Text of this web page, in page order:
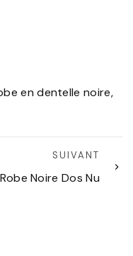
en dentelle noire,
SUIVANT
Noire Dos Nu